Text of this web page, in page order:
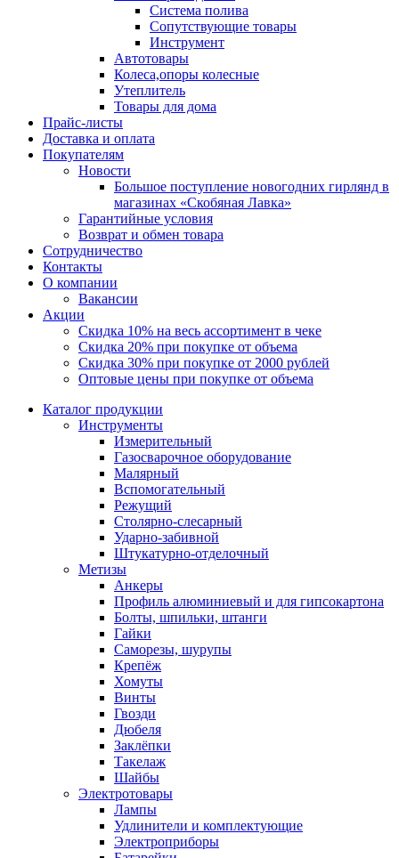
Система полива
Сопутствующие товары
Инструмент
Автотовары
Колеса,опоры колесные
Утеплитель
Товары для дома
Прайс-листы
Доставка и оплата
Покупателям
Новости
Большое поступление новогодних гирлянд в
магазинах «Скобяная Лавка»
Гарантийные условия
Возврат и обмен товара
Сотрудничество
Контакты
О компании
Вакансии
Акции
Скидка 10% на весь ассортимент в чеке
Скидка 20% при покупке от объема
Скидка 30% при покупке от 2000 рублей
Оптовые цены при покупке от объема
Каталог продукции
Инструменты
Измерительный
Газосварочное оборудование
Малярный
Вспомогательный
Режущий
Столярно-слесарный
Ударно-забивной
Штукатурно-отделочный
Метизы
Анкеры
Профиль алюминиевый и для гипсокартона
Болты, шпильки, штанги
Гайки
Саморезы, шурупы
Крепёж
Хомуты
Винты
Гвозди
Дюбеля
Заклёпки
Такелаж
Шайбы
Электротовары
Лампы
Удлинители и комплектующие
Электроприборы